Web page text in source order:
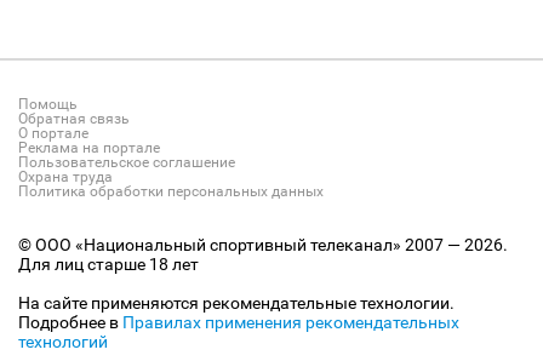
Помощь
Обратная связь
О портале
Реклама на портале
Пользовательское соглашение
Охрана труда
Политика обработки персональных данных
© ООО «Национальный спортивный телеканал» 2007 — 2026.
Для лиц старше 18 лет
На сайте применяются рекомендательные технологии.
Подробнее в Правилах применения рекомендательных
технологий